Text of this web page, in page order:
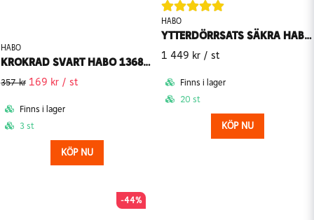
HABO
KROKRAD SVART HABO 1368-4
357 kr 169 kr / st
Finns i lager
3 st
KÖP NU
HABO
YTTERDÖRRSATS SÄKRA HABO UTAN LÅSHUS BORSTAD KROM
1 449 kr / st
Finns i lager
20 st
KÖP NU
-44%